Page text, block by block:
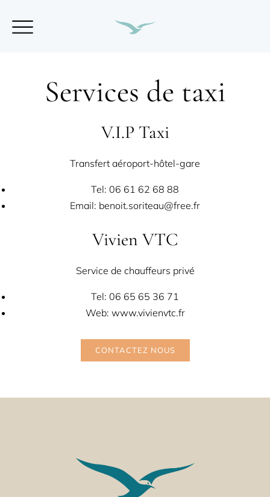
Services de taxi
V.I.P Taxi
Transfert aéroport-hôtel-gare
Tel: 06 61 62 68 88
Email: benoit.soriteau@free.fr
Vivien VTC
Service de chauffeurs privé
Tel: 06 65 65 36 71
Web: www.vivienvtc.fr
CONTACTEZ NOUS